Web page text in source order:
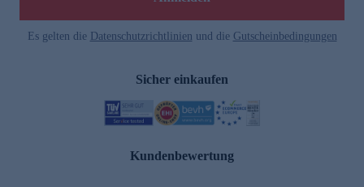
Es gelten die Datenschutzrichtlinien und die Gutscheinbedingungen
Sicher einkaufen
Kundenbewertung